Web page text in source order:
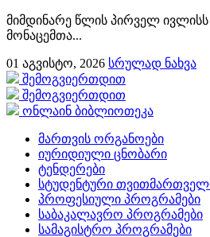
მიმდინარე წლის პირველ
მონაცემთა...
01 აგვისტო, 2026 სრულად ნახვა
შემოგვიერთდით
შემოგვიერთდით
ონლაინ ბიბლიოთეკა
მართვის ორგანოები
იურიდიული ცნობარი
ტენდერები
სტუდენტური
პროფესიული პროგრამები
საბაკალავრო პროგრამები
სამაგისტრო პროგრამები